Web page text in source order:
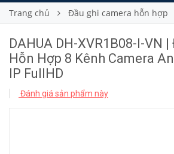
Trang chủ Đầu ghi camera hỗn hợp
DAHUA DH-XVR1B08-I-VN
Hỗn Hợp 8 Kênh Camera
IP FullHD
Đánh giá sản phẩm này